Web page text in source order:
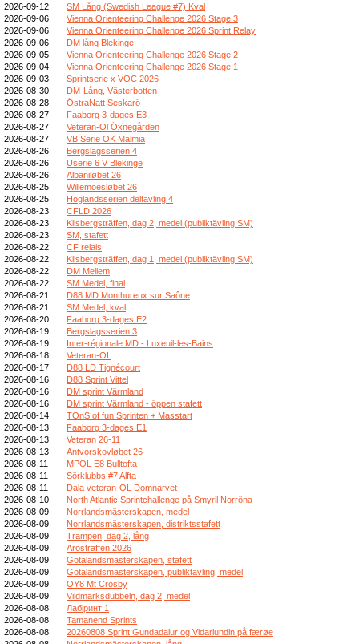
2026-09-12
SM Lång (Swedish League #7) Kval
2026-09-06
Vienna Orienteering Challenge 2026 Stage 3
2026-09-06
Vienna Orienteering Challenge 2026 Sprint Relay
2026-09-06
DM lång Blekinge
2026-09-05
Vienna Orienteering Challenge 2026 Stage 2
2026-09-04
Vienna Orienteering Challenge 2026 Stage 1
2026-09-03
Sprintserie x VOC 2026
2026-08-30
DM-Lång, Västerbotten
2026-08-28
ÖstraNatt Seskarö
2026-08-27
Faaborg 3-dages E3
2026-08-27
Veteran-Ol Öxnegården
2026-08-27
VB Serie OK Malmia
2026-08-26
Bergslagsserien 4
2026-08-26
Userie 6 V Blekinge
2026-08-26
Albaniløbet 26
2026-08-25
Willemoesløbet 26
2026-08-25
Höglandsserien deltävling 4
2026-08-23
CFLD 2026
2026-08-23
Kilsbergsträffen, dag 2, medel (publiktävling SM)
2026-08-23
SM, stafett
2026-08-22
CF relais
2026-08-22
Kilsbergsträffen, dag 1, medel (publiktävling SM)
2026-08-22
DM Mellem
2026-08-22
SM Medel, final
2026-08-21
D88 MD Monthureux sur Saône
2026-08-21
SM Medel, kval
2026-08-20
Faaborg 3-dages E2
2026-08-19
Bergslagsserien 3
2026-08-19
Inter-régionale MD - Luxeuil-les-Bains
2026-08-18
Veteran-OL
2026-08-17
D88 LD Tignécourt
2026-08-16
D88 Sprint Vittel
2026-08-16
DM sprint Värmland
2026-08-16
DM sprint Värmland - öppen stafett
2026-08-14
TOnS of fun Sprinten + Masstart
2026-08-13
Faaborg 3-dages E1
2026-08-13
Veteran 26-11
2026-08-13
Antvorskovløbet 26
2026-08-11
MPOL E8 Bulltofta
2026-08-11
Sörklubbs #7 Alfta
2026-08-11
Dala veteran-OL Domnarvet
2026-08-10
North Atlantic Sprintchallenge på Smyril Norröna
2026-08-09
Norrlandsmästerskapen, medel
2026-08-09
Norrlandsmästerskapen, distriktsstafett
2026-08-09
Trampen, dag 2, lång
2026-08-09
Arosträffen 2026
2026-08-09
Götalandsmästerskapen, stafett
2026-08-09
Götalandsmästerskapen, publiktävling, medel
2026-08-09
OY8 Mt Crosby
2026-08-09
Vildmarksdubbeln, dag 2, medel
2026-08-08
Лабіринт 1
2026-08-08
Tamanend Sprints
2026-08-08
20260808 Sprint Gundadalur og Vidarlundin på færøe